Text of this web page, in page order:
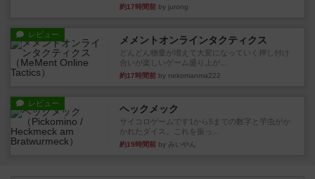
約17時間前 by jurong
レビュー メメントオンラインタクティクス
どんどん物量が増えて大変になっていく押し付け
合いが楽しいゲーム盛り上が...
約17時間前 by nekomanma222
レビュー ヘックメック
サイコロゲームです1から5までの数字と芋虫がか
かれたダイス。これを振っ...
約19時間前 by みいやん